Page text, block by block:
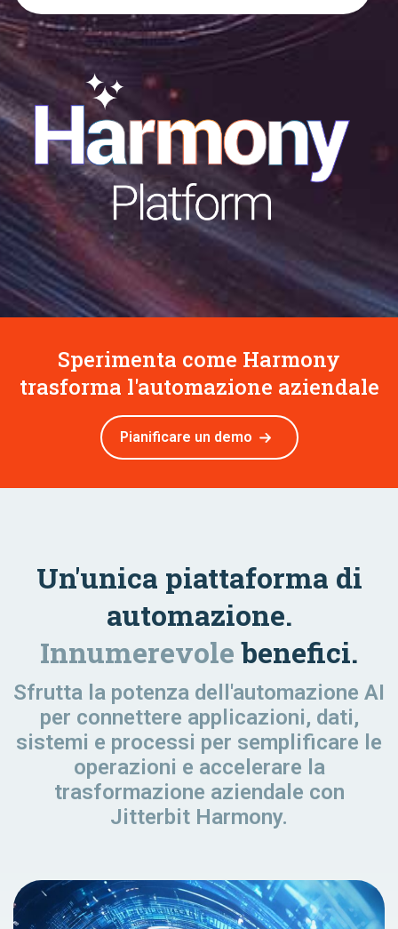
Sperimenta come Harmony
trasforma l'automazione aziendale
Pianificare un demo
Un'unica piattaforma di
automazione.
Innumerevolebenefici.
Sfrutta la potenza dell'automazione AI
per connettere applicazioni, dati,
sistemi e processi per semplificare le
operazioni e accelerare la
trasformazione aziendale con
Jitterbit Harmony.